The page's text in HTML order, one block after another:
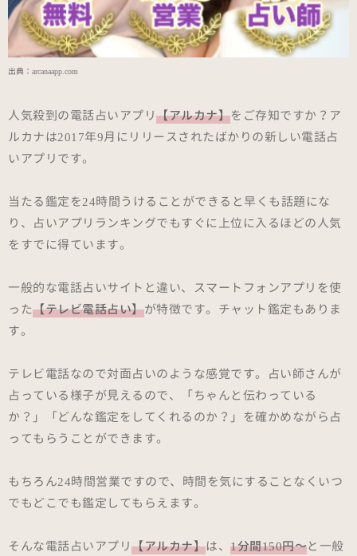
出典： arcanaapp.com
人気殺到の電話占いアプリ【アルカナ】をご存知ですか？ア
ルカナは2017年9月にリリースされたばかりの新しい電話占
いアプリです。
当たる鑑定を24時間うけることができると早くも話題にな
り、占いアプリランキングでもすぐに上位に入るほどの人気
をすでに得ています。
一般的な電話占いサイトと違い、スマートフォンアプリを使
った【テレビ電話占い】が特徴です。チャット鑑定もありま
す。
テレビ電話なので対面占いのような感覚です。占い師さんが
占っている様子が見えるので、「ちゃんと伝わっている
か？」「どんな鑑定をしてくれるのか？」を確かめながら占
ってもらうことができます。
もちろん24時間営業ですので、時間を気にすることなくいつ
でもどこでも鑑定してもらえます。
そんな電話占いアプリ【アルカナ】は、 1分間150円～と一般